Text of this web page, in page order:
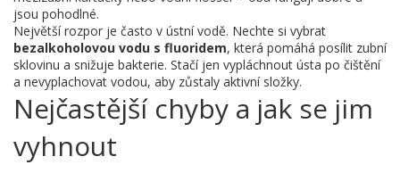
jsou pohodlné.
Největší rozpor je často v ústní vodě. Nechte si vybrat
bezalkoholovou vodu s fluoridem, která pomáhá posílit zubní
sklovinu a snižuje bakterie. Stačí jen vypláchnout ústa po čištění
a nevyplachovat vodou, aby zůstaly aktivní složky.
Nejčastější chyby a jak se jim
vyhnout